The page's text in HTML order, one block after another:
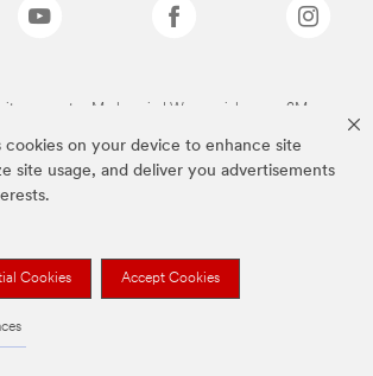
cookies on your device to enhance site
site usage, and deliver you advertisements
Cookies Accept Cookies
genannten Marken sind Warenzeichen von 3M.